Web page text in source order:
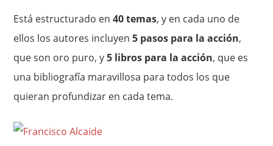
Está estructurado en40 temas, y en cada uno de
ellos los autores incluyen5 pasos para la acción,
que son oro puro, y5 libros para la acción, que es
una bibliografía maravillosa para todos los que
quieran profundizar en cada tema.